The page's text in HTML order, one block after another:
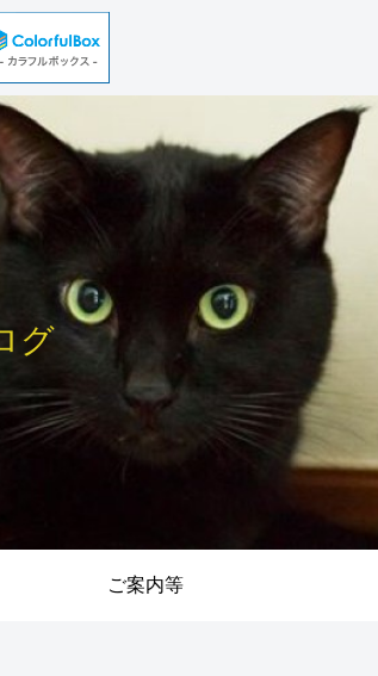
グ
ご案内等